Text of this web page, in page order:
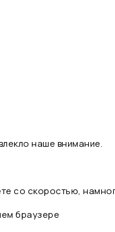
наше внимание.
со скоростью,
браузере